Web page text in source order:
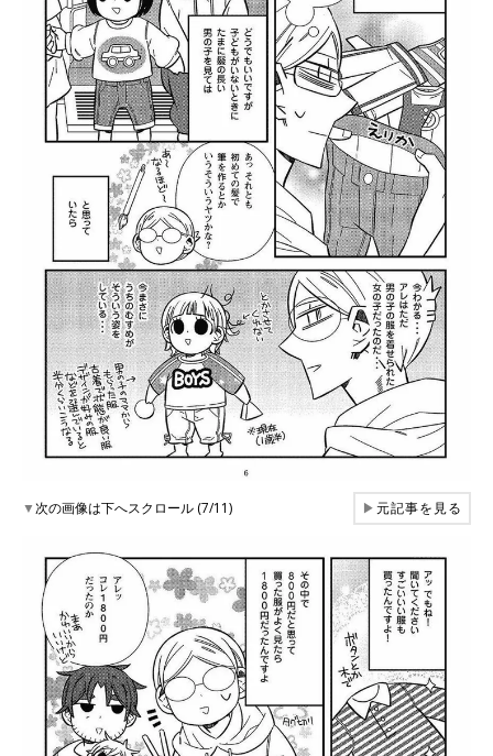
▼次の画像は下へスクロール (7/11) ▶元記事を見る